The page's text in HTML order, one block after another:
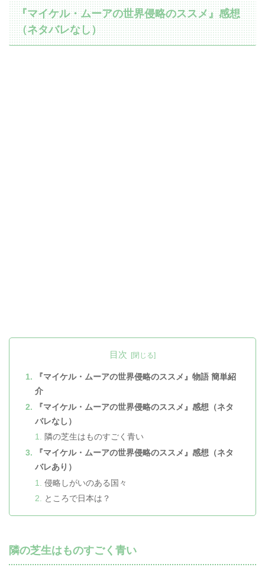
『マイケル・ムーアの世界侵略のススメ』感想
（ネタバレなし）
目次
『マイケル・ムーアの世界侵略のススメ』物語 簡単紹
介
『マイケル・ムーアの世界侵略のススメ』感想（ネタ
バレなし）
隣の芝生はものすごく青い
『マイケル・ムーアの世界侵略のススメ』感想（ネタ
バレあり）
侵略しがいのある国々
ところで日本は？
隣の芝生はものすごく青い